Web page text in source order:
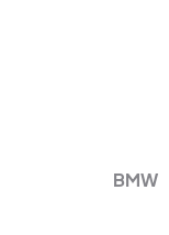
BMW